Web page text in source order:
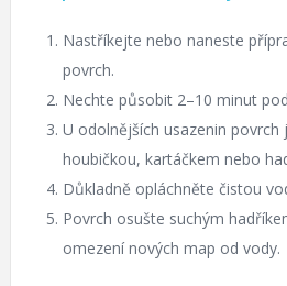
Nastříkejte nebo naneste
povrch.
Nechte působit 2–10 minut
U odolnějších usazenin povrch
houbičkou, kartáčkem nebo
Důkladně opláchněte čistou
Povrch osušte suchým
omezení nových map od vody.